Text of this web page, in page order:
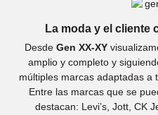
La moda y el cliente
Desde Gen XX-XY
amplio y completo y
múltiples marcas adaptadas a
Entre las marcas que se
destacan: Levi’s, Jott, CK